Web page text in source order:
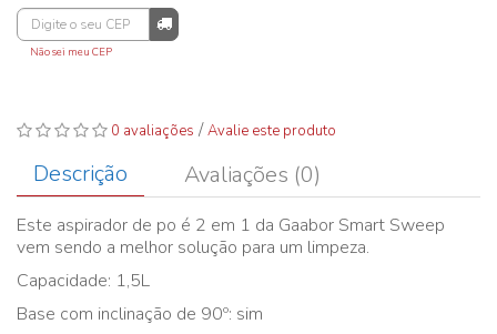
Não sei meu CEP
0 avaliações /Avalie este produto
Descrição Avaliações (0)
Este aspirador de po é 2 em 1 da Gaabor Smart Sweep
vem sendo a melhor solução para um limpeza.
Capacidade: 1,5L
Base com inclinação de 90º: sim